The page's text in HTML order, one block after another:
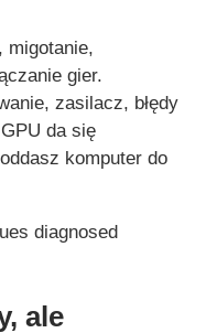
migotanie,
gier.
zasilacz, błędy
da się
komputer do
diagnosed
ale